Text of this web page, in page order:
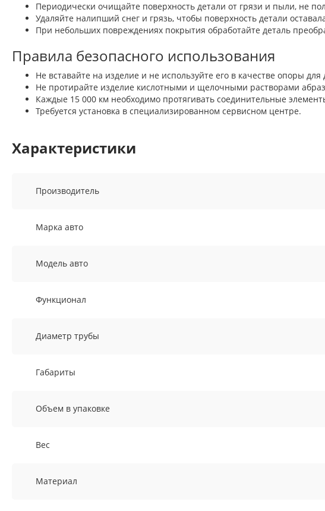
Периодически очищайте поверхность детали от грязи и пыли,
Удаляйте налипший снег и грязь, чтобы поверхность детали
При небольших повреждениях покрытия обработайте деталь
Правила безопасного использования
Не вставайте на изделие и не используйте его в качестве опоры
Не протирайте изделие кислотными и щелочными растворами
Каждые 15 000 км необходимо протягивать соединительные
Требуется установка в специализированном сервисном центре.
Характеристики
Производитель
Марка авто
Модель авто
Функционал
Диаметр трубы
Габариты
Объем в упаковке
Вес
Материал